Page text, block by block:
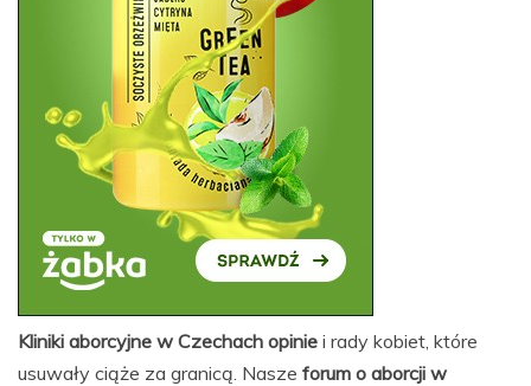
Kliniki aborcyjne w Czechach opinie i rady kobiet, które
usuwały ciąże za granicą. Nasze forum o aborcji w